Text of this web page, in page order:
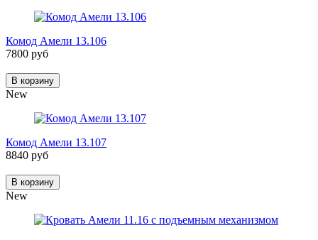
Комод Амели 13.106
7800 руб
В корзину
New
Комод Амели 13.107
8840 руб
В корзину
New